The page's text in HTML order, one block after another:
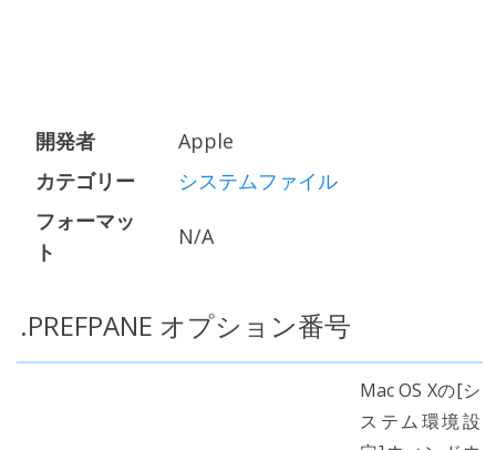
開発者
Apple
カテゴリー
システムファイル
フォーマッ
ト
N/A
.PREFPANE オプション番号
Mac OS Xの[シ
ステム環境設